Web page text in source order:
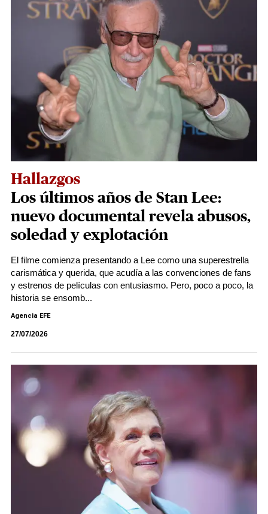
Hallazgos
Los últimos años de Stan Lee:
nuevo documental revela abusos,
soledad y explotación
El filme comienza presentando a Lee como una superestrella
carismática y querida, que acudía a las convenciones de fans
y estrenos de películas con entusiasmo. Pero, poco a poco, la
historia se ensomb...
Agencia EFE
27/07/2026